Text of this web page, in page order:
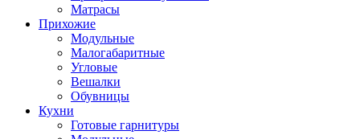
Матрасы
Прихожие
Модульные
Малогабаритные
Угловые
Вешалки
Обувницы
Кухни
Готовые гарнитуры